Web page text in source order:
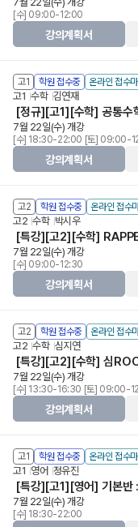
[수] 09:00-12:00
강의계획서
고1 학원 접수중 온라인 접수
고1 수학 김연재
[정규][고1][수학] 공통수
7월 22일(수) 개강
[수] 18:30-22:00 [토] 09:00-
강의계획서
고2 학원 접수중 온라인 접수
고2 수학 박시우
[특강][고2][수학]
7월 22일(수) 개강
[수] 09:00-12:30
강의계획서
고2 학원 접수중 온라인 접수
고2 수학 심지연
[특강][고2][수학] 심
7월 22일(수) 개강
[수] 13:30-16:30 [토] 09:00-
강의계획서
고1 학원 접수중 온라인 접수
고1 영어 정유진
[특강][고1][영어] 기본반
7월 22일(수) 개강
[수] 18:30-22:00